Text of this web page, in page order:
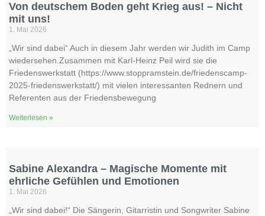
Von deutschem Boden geht Krieg aus! – Nicht
mit uns!
1. Mai 2026
„Wir sind dabei“ Auch in diesem Jahr werden wir Judith im Camp
wiedersehen.Zusammen mit Karl-Heinz Peil wird sie die
Friedenswerkstatt (https://www.stoppramstein.de/friedenscamp-
2025-friedenswerkstatt/) mit vielen interessanten Rednern und
Referenten aus der Friedensbewegung
Weiterlesen »
Sabine Alexandra – Magische Momente mit
ehrliche Gefühlen und Emotionen
1. Mai 2026
„Wir sind dabei!“ Die Sängerin, Gitarristin und Songwriter Sabine